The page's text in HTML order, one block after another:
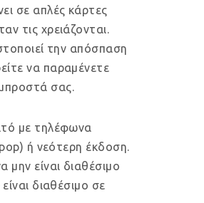
σε απλές κάρτες
τις χρειάζονται.
την απόσπαση
να παραμένετε
σας.
με τηλέφωνα
ή νεότερη έκδοση.
είναι διαθέσιμο
διαθέσιμο σε